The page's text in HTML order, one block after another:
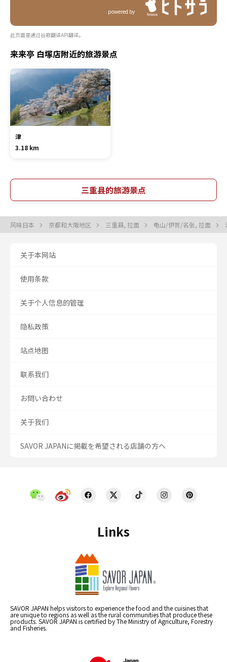
powered by
此页面是通过谷歌翻译API翻译。
来来亭 白塚店附近的旅游景点
津
3.18 km
三重县的旅游景点
风味日本 京都和大阪地区 三重县, 拉面 龟山/伊贺/名张, 拉面
Links
SAVOR JAPAN helps visitors to experience the food and the cuisines that
are unique to regions as well as the rural communities that produce these
products. SAVOR JAPAN is certified by The Ministry of Agriculture, Forestry
and Fisheries.
关于本网站
使用条款
关于个人信息的管理
隐私政策
站点地图
联系我们
お問い合わせ
关于我们
SAVOR JAPANに掲載を希望される店舗の方へ